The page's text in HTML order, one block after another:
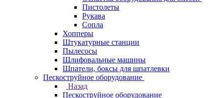
Пистолеты
Рукава
Сопла
Хопперы
Штукатурные станции
Пылесосы
Шлифовальные машины
Шпатели, боксы для шпатлевки
Пескоструйное оборудование
Назад
Пескоструйное оборудование